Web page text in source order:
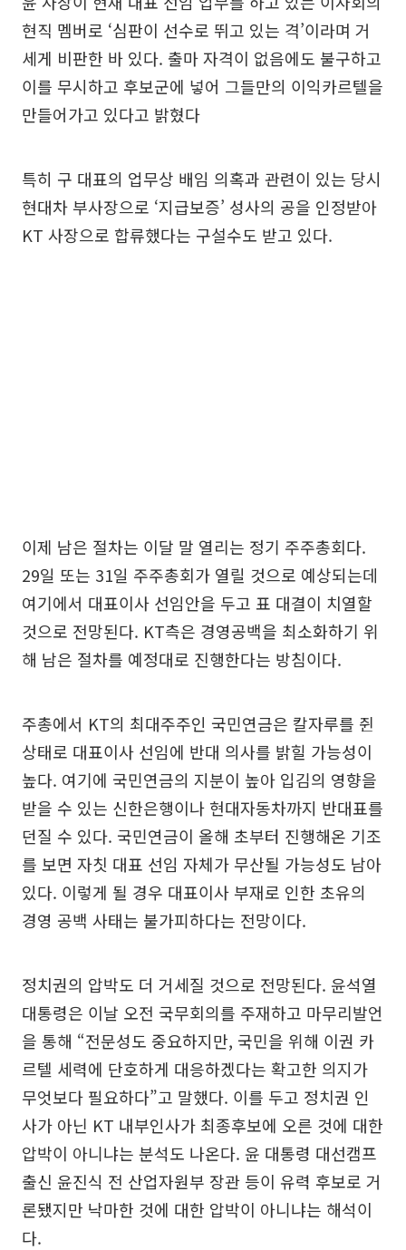
현직 멤버로 ‘심판이 선수로 뛰고 있는 격’이라며 거
세게 비판한 바 있다. 출마 자격이 없음에도 불구하고
이를 무시하고 후보군에 넣어 그들만의 이익카르텔을
만들어가고 있다고 밝혔다
특히 구 대표의 업무상 배임 의혹과 관련이 있는 당시
현대차 부사장으로 ‘지급보증’ 성사의 공을 인정받아
KT 사장으로 합류했다는 구설수도 받고 있다.
이제 남은 절차는 이달 말 열리는 정기 주주총회다.
29일 또는 31일 주주총회가 열릴 것으로 예상되는데
여기에서 대표이사 선임안을 두고 표 대결이 치열할
것으로 전망된다. KT측은 경영공백을 최소화하기 위
해 남은 절차를 예정대로 진행한다는 방침이다.
주총에서 KT의 최대주주인 국민연금은 칼자루를 쥔
상태로 대표이사 선임에 반대 의사를 밝힐 가능성이
높다. 여기에 국민연금의 지분이 높아 입김의 영향을
받을 수 있는 신한은행이나 현대자동차까지 반대표를
던질 수 있다. 국민연금이 올해 초부터 진행해온 기조
를 보면 자칫 대표 선임 자체가 무산될 가능성도 남아
있다. 이렇게 될 경우 대표이사 부재로 인한 초유의
경영 공백 사태는 불가피하다는 전망이다.
정치권의 압박도 더 거세질 것으로 전망된다. 윤석열
대통령은 이날 오전 국무회의를 주재하고 마무리발언
을 통해 “전문성도 중요하지만, 국민을 위해 이권 카
르텔 세력에 단호하게 대응하겠다는 확고한 의지가
무엇보다 필요하다”고 말했다. 이를 두고 정치권 인
사가 아닌 KT 내부인사가 최종후보에 오른 것에 대한
압박이 아니냐는 분석도 나온다. 윤 대통령 대선캠프
출신 윤진식 전 산업자원부 장관 등이 유력 후보로 거
론됐지만 낙마한 것에 대한 압박이 아니냐는 해석이
다.